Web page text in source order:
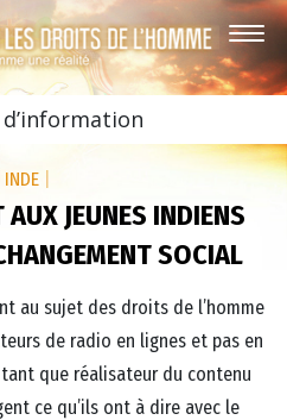
INDE
JEUNES INDIENS
SOCIAL
au sujet des droits de l’homme
de radio en lignes et pas en
que réalisateur du contenu
ce qu’ils ont à dire avec le